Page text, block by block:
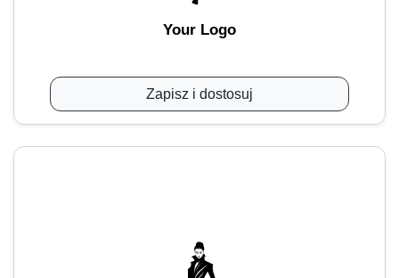
Your Logo
Zapisz i dostosuj